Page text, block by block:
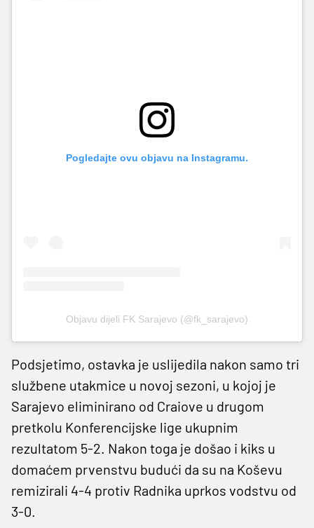
Pogledajte ovu objavu na Instagramu.
Objavu dijeli FK Sarajevo (@fk_sarajevo)
Podsjetimo, ostavka je uslijedila nakon samo tri
službene utakmice u novoj sezoni, u kojoj je
Sarajevo eliminirano od Craiove u drugom
pretkolu Konferencijske lige ukupnim
rezultatom 5-2. Nakon toga je došao i kiks u
domaćem prvenstvu budući da su na Koševu
remizirali 4-4 protiv Radnika uprkos vodstvu od
3-0.